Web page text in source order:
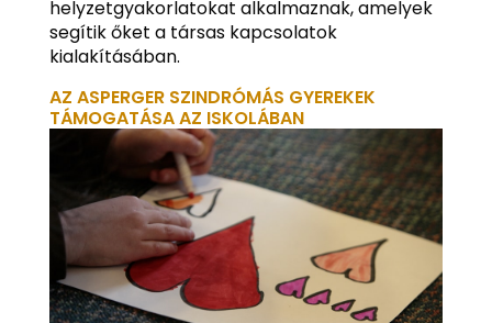
helyzetgyakorlatokat alkalmaznak, amelyek
segítik őket a társas kapcsolatok
kialakításában.
AZ ASPERGER SZINDRÓMÁS GYEREKEK
TÁMOGATÁSA AZ ISKOLÁBAN